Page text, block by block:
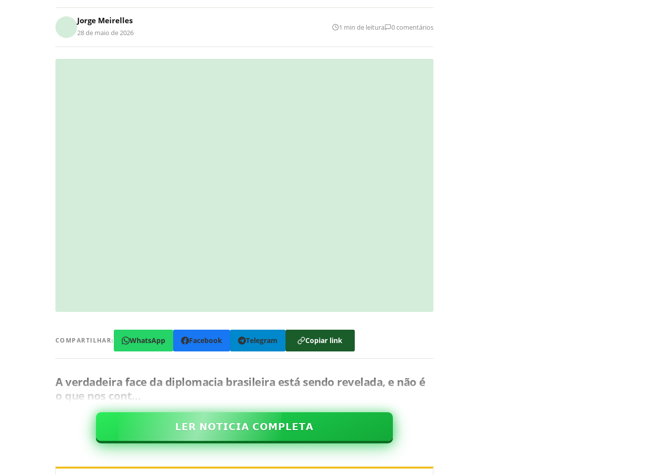
Jorge Meirelles
28 de maio de 2026
1 min de leitura 0 comentários
COMPARTILHAR: WhatsApp Facebook Telegram Copiar link
A verdadeira face da diplomacia brasileira está sendo revelada, e não é
o que nos cont…
𝗟𝗘𝗥 𝗡𝗢𝗧𝗜𝗖𝗜𝗔 𝗖𝗢𝗠𝗣𝗟𝗘𝗧𝗔